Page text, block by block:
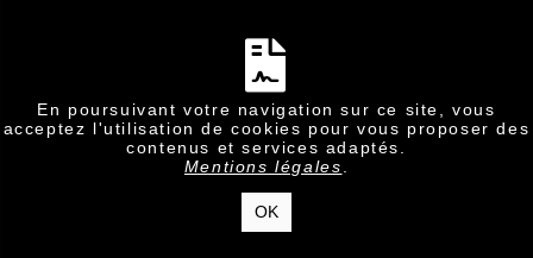
En poursuivant votre navigation sur ce site, vous
acceptez l'utilisation de cookies pour vous proposer des
contenus et services adaptés.
Mentions légales
OK